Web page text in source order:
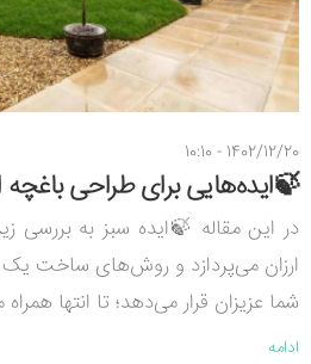
1402/12/20 - 10:10
🍃ایده‌هایی برای طراحی باغچه
در این مقاله 🍃ایده سبز به بررسی
ارزان می‌پردازد و روش‌های ساخت یک
شما عزیزان قرار می‌دهد؛ تا انتها همراه
ادامه